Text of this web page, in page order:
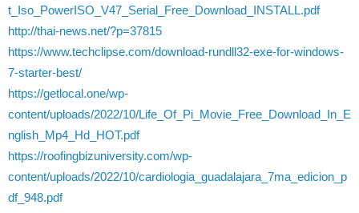
t_Iso_PowerISO_V47_Serial_Free_Download_INSTALL.pdf
http://thai-news.net/?p=37815
https://www.techclipse.com/download-rundll32-exe-for-windows-
7-starter-best/
https://getlocal.one/wp-
content/uploads/2022/10/Life_Of_Pi_Movie_Free_Download_In_E
nglish_Mp4_Hd_HOT.pdf
https://roofingbizuniversity.com/wp-
content/uploads/2022/10/cardiologia_guadalajara_7ma_edicion_p
df_948.pdf